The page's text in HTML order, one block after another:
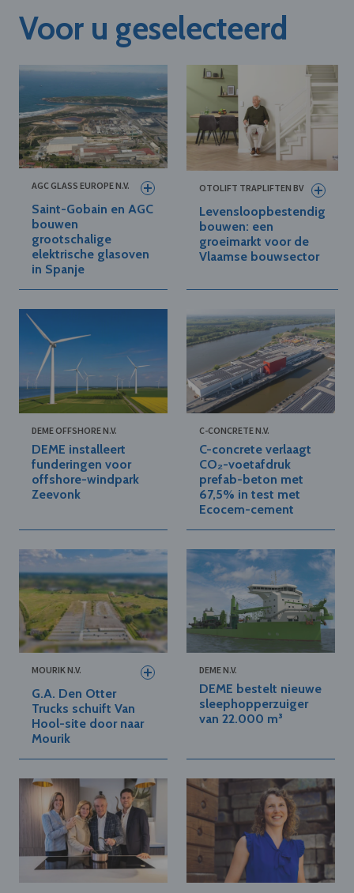
Voor u geselecteerd
AGC GLASS EUROPE N.V.
Saint-Gobain en AGC
bouwen
grootschalige
elektrische glasoven
in Spanje
OTOLIFT TRAPLIFTEN BV
Levensloopbestendig
bouwen: een
groeimarkt voor de
Vlaamse bouwsector
DEME OFFSHORE N.V.
DEME installeert
funderingen voor
offshore-windpark
Zeevonk
C-CONCRETE N.V.
C-concrete verlaagt
CO₂-voetafdruk
prefab-beton met
67,5% in test met
Ecocem-cement
MOURIK N.V.
G.A. Den Otter
Trucks schuift Van
Hool-site door naar
Mourik
DEME N.V.
DEME bestelt nieuwe
sleephopperzuiger
van 22.000 m³